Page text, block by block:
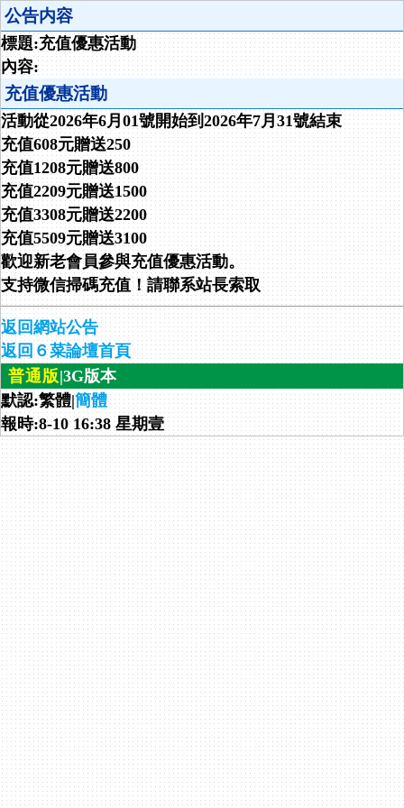
公告内容
標題:充值優惠活動
內容:
充值優惠活動
活動從2026年6月01號開始到2026年7月31號結束
充值608元贈送250
充值1208元贈送800
充值2209元贈送1500
充值3308元贈送2200
充值5509元贈送3100
歡迎新老會員參與充值優惠活動。
支持微信掃碼充值！請聯系站長索取
返回網站公告
返回６菜論壇首頁
普通版|3G版本
默認:繁體|簡體
報時:8-10 16:38 星期壹